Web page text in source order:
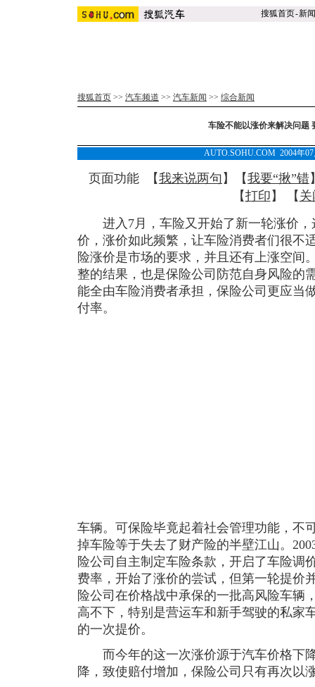
搜狐首页-新闻
搜狐首页 >> 汽车频道 >> 汽车新闻 >> 综合新闻
车险不能以涨价来解决问题
AUTO.SOHU.COM 2004年
页面功能 【我来说两句 】【我要“揪”错
【打印 】 【 关
进入7月，车险又开始了新一轮涨价，
价，涨价如此频繁，让车险消费者们很不
险涨价是市场的要求，并且还有上涨空间
整的结果，也是保险公司防范自身风险的
能全由车险消费者承担，保险公司更应当
付率。
车辆。可保险毕竟起着社会管理功能，不
掉车险等于失去了财产险的半壁江山。
险公司自主制定车险条款，开启了车险调
费率，开始了涨价的尝试，但第一轮提价
险公司在价格战中承保的一批高风险车辆
高不下，特别是营运车和新手驾驶的私家
的一次提价。
而今年的这一次涨价源于汽车价格下
降，致使赔付增加，保险公司只有再次以